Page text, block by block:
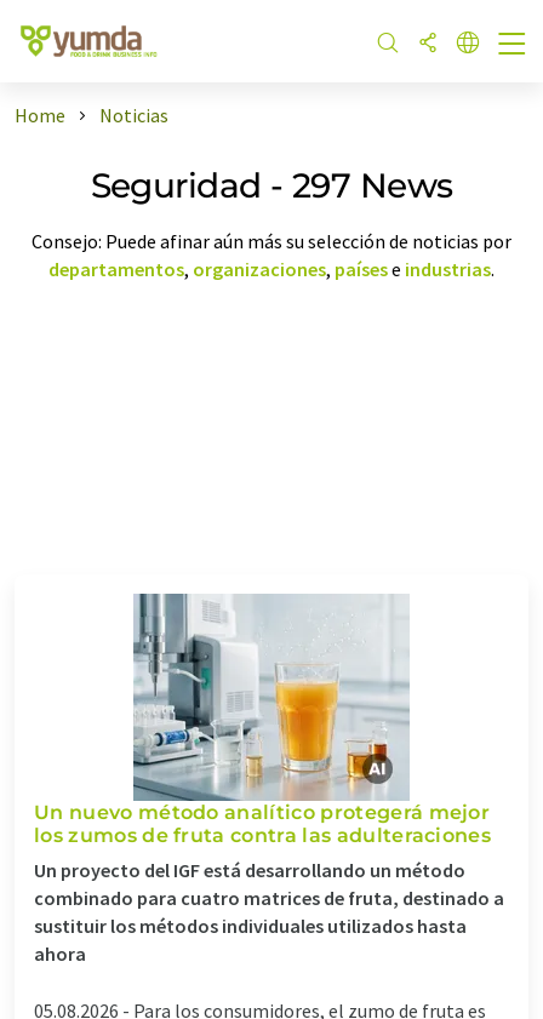
Home Noticias
Seguridad - 297 News
Consejo: Puede afinar aún más su selección de noticias por
departamentos, organizaciones, paísese industrias.
Un nuevo método analítico protegerá mejor
los zumos de fruta contra las adulteraciones
Un proyecto del IGF está desarrollando un método
combinado para cuatro matrices de fruta, destinado a
sustituir los métodos individuales utilizados hasta
ahora
05.08.2026 - Para los consumidores, el zumo de fruta es